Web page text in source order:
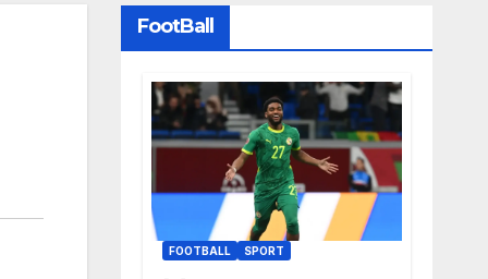
FootBall
FOOTBALL SPORT